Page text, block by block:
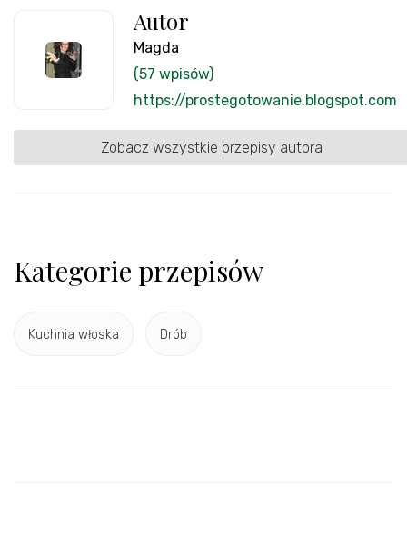
Autor
Magda
(57 wpisów)
https://prostegotowanie.blogspot.com
Zobacz wszystkie przepisy autora
Kategorie przepisów
Kuchnia włoska Drób